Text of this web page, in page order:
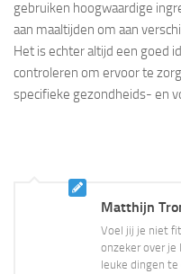
gebruiken hoogwaardige
aan maaltijden om aan
Het is echter altijd een goed
controleren om ervoor te
specifieke gezondheids- en
Matthijn
Voel jij je niet
onzeker over je
leuke dingen te